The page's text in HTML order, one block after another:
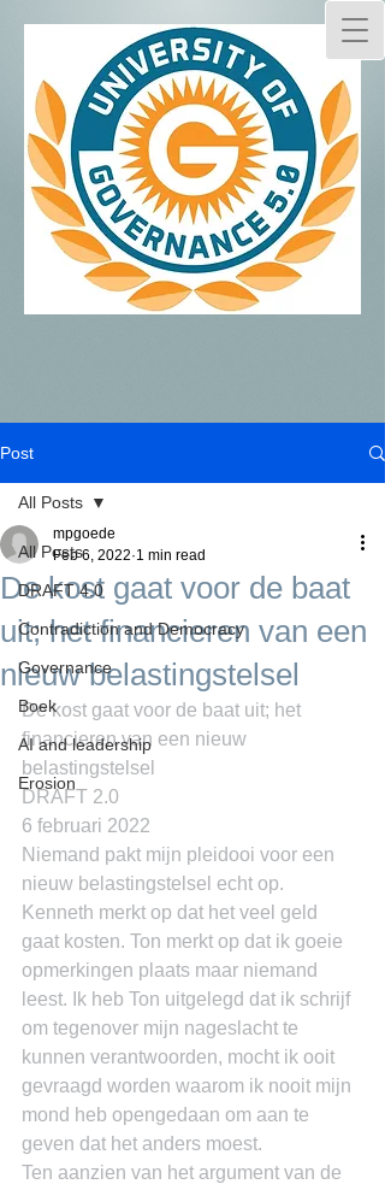
Post
All Posts
DRAFT 4.0
Contradiction and Democracy
Governance
Boek
AI and leadership
Erosion
All Posts
De kost gaat voor de baat
uit; het financieren van een
nieuw belastingstelsel
mpgoede
Feb 6, 2022 1 min read
De kost gaat voor de baat uit; het
financieren van een nieuw
belastingstelsel
DRAFT 2.0
6 februari 2022
Niemand pakt mijn pleidooi voor een
nieuw belastingstelsel echt op.
Kenneth merkt op dat het veel geld
gaat kosten. Ton merkt op dat ik goeie
opmerkingen plaats maar niemand
leest. Ik heb Ton uitgelegd dat ik schrijf
om tegenover mijn nageslacht te
kunnen verantwoorden, mocht ik ooit
gevraagd worden waarom ik nooit mijn
mond heb opengedaan om aan te
geven dat het anders moest.
Ten aanzien van het argument van de